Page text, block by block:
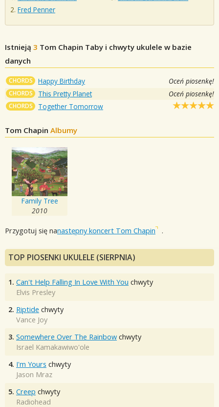
Fred Penner
Istnieją 3 Tom Chapin Taby i chwyty ukulele w bazie
danych
CHORDS Happy Birthday Oceń piosenkę!
CHORDS This Pretty Planet Oceń piosenkę!
CHORDS Together Tomorrow
Tom Chapin Albumy
Family Tree
2010
Przygotuj się nanastępny koncert Tom Chapin .
TOP PIOSENKI UKULELE (SIERPNIA)
1. Can't Help Falling In Love With You chwyty
Elvis Presley
2. Riptide chwyty
Vance Joy
3. Somewhere Over The Rainbow chwyty
Israel Kamakawiwo'ole
4. I'm Yours chwyty
Jason Mraz
5. Creep chwyty
Radiohead